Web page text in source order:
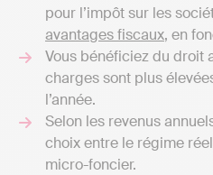
pour l’impôt sur les
avantages fiscaux, en
Vous bénéficiez du droit
charges sont plus
l’année.
Selon les revenus
choix entre le régime
micro-foncier.